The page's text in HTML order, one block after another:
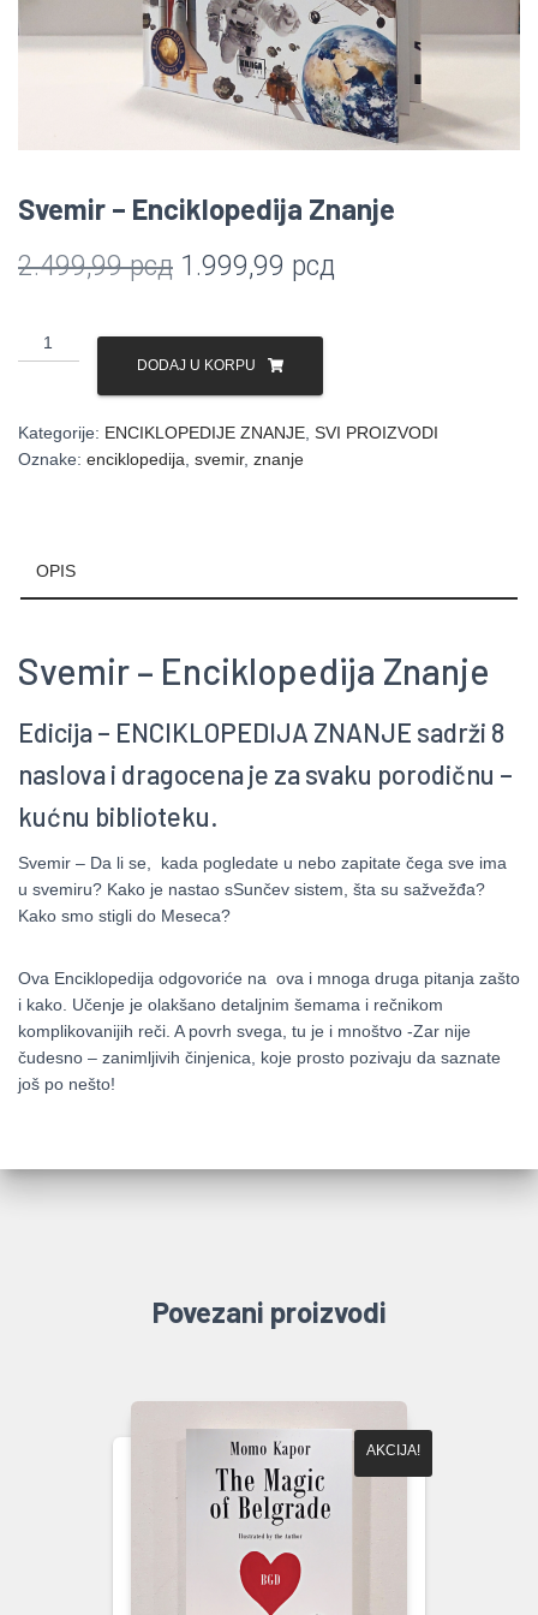
Svemir – Enciklopedija Znanje
2.499,99рсд Originalna
je
bila:
2.499,99 рсд.
1.999,99 рсд
Svemir
-
Enciklopedija
količina
DODAJ U KORPU
Kategorije: ENCIKLOPEDIJE ZNANJE SVI PROIZVODI
Oznake: enciklopedija svemir, znanje
OPIS
Svemir – Enciklopedija Znanje
Edicija – ENCIKLOPEDIJA ZNANJE sadrži 8
naslova i dragocena je za svaku porodičnu –
kućnu biblioteku.
Svemir – Da li se, kada pogledate u nebo zapitate čega sve ima
u svemiru? Kako je nastao sSunčev sistem, šta su sažvežđa?
Kako smo stigli do Meseca?
Ova Enciklopedija odgovoriće na ova i mnoga druga pitanja zašto
i kako. Učenje je olakšano detaljnim šemama i rečnikom
komplikovanijih reči. A povrh svega, tu je i mnoštvo -Zar nije
čudesno – zanimljivih činjenica, koje prosto pozivaju da saznate
još po nešto!
Povezani proizvodi
AKCIJA!